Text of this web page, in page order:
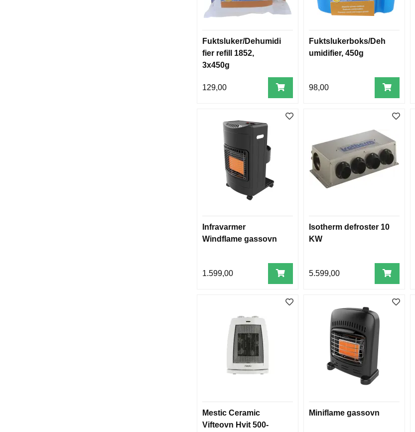
Fuktsluker/Dehumidi
fier refill 1852,
3x450g
129,00
Fuktslukerboks/Deh
umidifier, 450g
98,00
Infravarmer
Windflame gassovn
1.599,00
Isotherm defroster 10
KW
5.599,00
Mestic Ceramic
Vifteovn Hvit 500-
Miniflame gassovn